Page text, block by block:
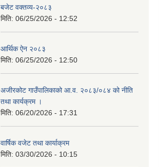
बजेट वक्तव्य-२०८३
मिति: 06/25/2026 - 12:52
आर्थिक ऐन २०८३
मिति: 06/25/2026 - 12:50
अजीरकोट गाउँपालिकाको आ.व. २०८३/०८४ को नीति
तथा कार्यक्रम ।
मिति: 06/20/2026 - 17:31
वार्षिक वजेट तथा कार्याक्रम
मिति: 03/30/2026 - 10:15